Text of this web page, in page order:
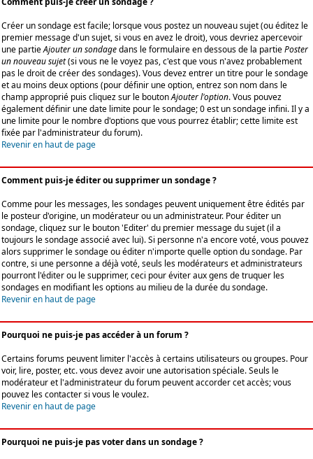
Créer un sondage est facile; lorsque vous postez un nouveau sujet (ou éditez le
premier message d'un sujet, si vous en avez le droit), vous devriez apercevoir
une partieAjouter un sondagedans le formulaire en dessous de la partiePoster
un nouveau sujet(si vous ne le voyez pas, c'est que vous n'avez probablement
pas le droit de créer des sondages). Vous devez entrer un titre pour le sondage
et au moins deux options (pour définir une option, entrez son nom dans le
champ approprié puis cliquez sur le boutonAjouter l'option. Vous pouvez
également définir une date limite pour le sondage; 0 est un sondage infini. Il y a
une limite pour le nombre d'options que vous pourrez établir; cette limite est
fixée par l'administrateur du forum).
Revenir en haut de page
Comment puis-je éditer ou supprimer un sondage ?
Comme pour les messages, les sondages peuvent uniquement être édités par
le posteur d'origine, un modérateur ou un administrateur. Pour éditer un
sondage, cliquez sur le bouton 'Editer' du premier message du sujet (il a
toujours le sondage associé avec lui). Si personne n'a encore voté, vous pouvez
alors supprimer le sondage ou éditer n'importe quelle option du sondage. Par
contre, si une personne a déjà voté, seuls les modérateurs et administrateurs
pourront l'éditer ou le supprimer, ceci pour éviter aux gens de truquer les
sondages en modifiant les options au milieu de la durée du sondage.
Revenir en haut de page
Pourquoi ne puis-je pas accéder à un forum ?
Certains forums peuvent limiter l'accès à certains utilisateurs ou groupes. Pour
voir, lire, poster, etc. vous devez avoir une autorisation spéciale. Seuls le
modérateur et l'administrateur du forum peuvent accorder cet accès; vous
pouvez les contacter si vous le voulez.
Revenir en haut de page
Pourquoi ne puis-je pas voter dans un sondage ?